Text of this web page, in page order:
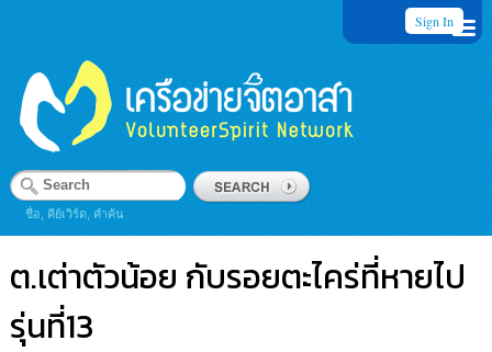
Sign In
ชื่อ, คีย์เวิร์ด, คำค้น
ต.เต่าตัวน้อย กับรอยตะไคร่ที่หายไป
รุ่นที่13